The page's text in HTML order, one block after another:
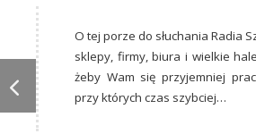
O tej porze do słuchania Radia
sklepy, firmy, biura i wielkie
żeby Wam się przyjemniej
przy których czas szybciej…